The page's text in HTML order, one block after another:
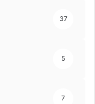
37
5
7